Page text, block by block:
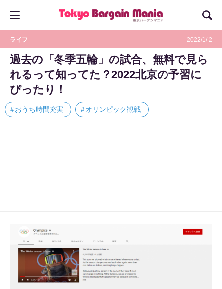
ライフ 2022/1/ 2
過去の「冬季五輪」の試合、無料で見ら
れるって知ってた？2022北京の予習に
ぴったり！
おうち時間充実 オリンピック観戦